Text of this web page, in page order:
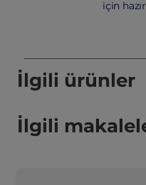
için
İlgili ürünler
İlgili